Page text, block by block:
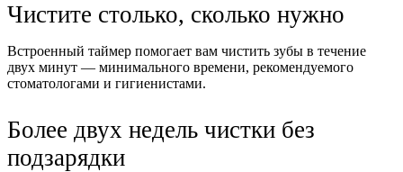
Чистите столько, сколько нужно
Встроенный таймер помогает вам чистить зубы в течение
двух минут — минимального времени, рекомендуемого
стоматологами и гигиенистами.
Более двух недель чистки без
подзарядки